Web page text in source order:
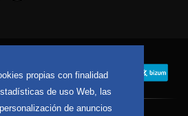
propias con finalidad
de uso Web, las
de anuncios